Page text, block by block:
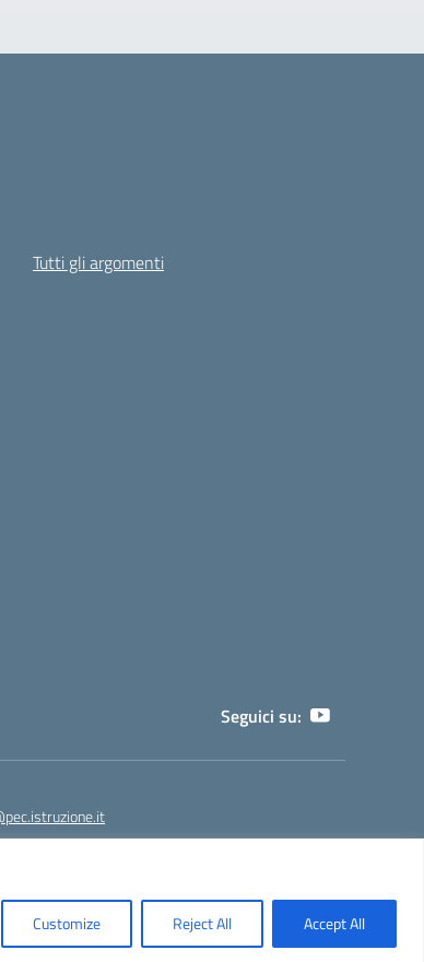
Customize Reject All Accept All
Tutti gli argomenti
Seguici su:
- segreteria@liceoeinstein.it -